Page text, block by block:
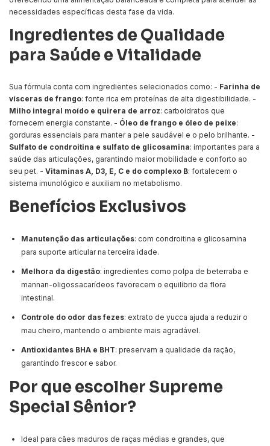
necessidades específicas desta fase da vida.
Ingredientes de Qualidade
para Saúde e Vitalidade
Sua fórmula conta com ingredientes selecionados como: - Farinha de
vísceras de frango: fonte rica em proteínas de alta digestibilidade. -
Milho integral moído e quirera de arroz: carboidratos que
fornecem energia constante. - Óleo de frango e óleo de peixe:
gorduras essenciais para manter a pele saudável e o pelo brilhante. -
Sulfato de condroitina e sulfato de glicosamina: importantes para a
saúde das articulações, garantindo maior mobilidade e conforto ao
seu pet. - Vitaminas A, D3, E, C e do complexo B: fortalecem o
sistema imunológico e auxiliam no metabolismo.
Benefícios Exclusivos
Manutenção das articulações: com condroitina e glicosamina
para suporte articular na terceira idade.
Melhora da digestão: ingredientes como polpa de beterraba e
mannan-oligossacarídeos favorecem o equilíbrio da flora
intestinal.
Controle do odor das fezes: extrato de yucca ajuda a reduzir o
mau cheiro, mantendo o ambiente mais agradável.
Antioxidantes BHA e BHT: preservam a qualidade da ração,
garantindo frescor e sabor.
Por que escolher Supreme
Special Sênior?
Ideal para cães maduros de raças médias e grandes, que